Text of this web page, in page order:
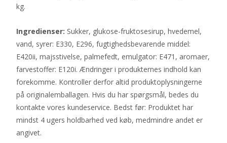
kg.
Ingredienser: Sukker, glukose-fruktosesirup, hvedemel,
vand, syrer: E330, E296, fugtighedsbevarende middel:
E420ii, majsstivelse, palmefedt, emulgator: E471, aromaer,
farvestoffer: E120i. Ændringer i produkternes indhold kan
forekomme. Kontroller derfor altid produktoplysningerne
på originalemballagen. Hvis du har spørgsmål, bedes du
kontakte vores kundeservice. Bedst før: Produktet har
mindst 4 ugers holdbarhed ved køb, medmindre andet er
angivet.